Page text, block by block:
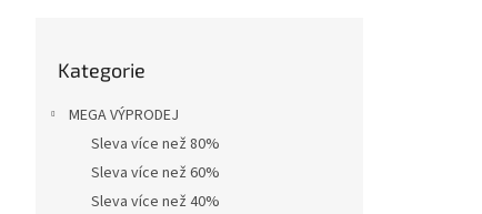
kategorie
Kategorie
MEGA VÝPRODEJ
Sleva více než 80%
Sleva více než 60%
Sleva více než 40%